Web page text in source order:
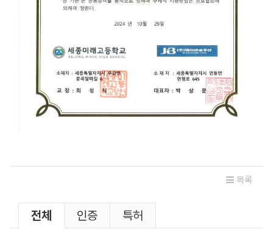
관련자료
목록
인증 및 특허 분류 목록
전체 인증 특허